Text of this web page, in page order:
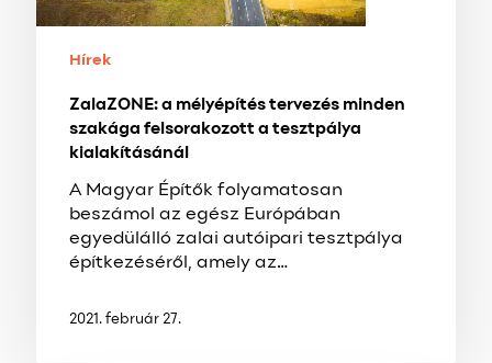
tesztpálya
Hírek
ZalaZONE: a mélyépítés tervezés minden
szakága felsorakozott a tesztpálya
kialakításánál
A Magyar Építők folyamatosan
beszámol az egész Európában
egyedülálló zalai autóipari tesztpálya
építkezéséről, amely az…
2021. február 27.